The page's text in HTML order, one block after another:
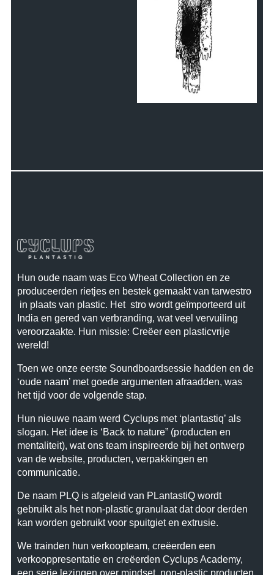
Hun oude naam was Eco Wheat Collection en ze
produceerden rietjes en bestek gemaakt van tarwestro
in plaats van plastic. Het stro wordtgeïmporteerd uit
India en gered van verbranding, wat veel vervuiling
veroorzaakte. Hun missie: Creëer een plasticvrije
wereld!
Toen we onze eerste Soundboardsessie hadden en de
‘oude naam’ met goede argumenten afraadden, was
het tijd voor de volgende stap.
Hun nieuwe naam werd Cyclups met ‘plantastiq’ als
slogan. Het idee is ‘Back to nature” (producten en
mentaliteit), wat ons team inspireerde bij het ontwerp
van de website, producten, verpakkingen en
communicatie.
De naam PLQ is afgeleid van PLantastiQ wordt
gebruikt als het non-plastic granulaat dat door derden
kan worden gebruikt voor spuitgiet en extrusie.
We trainden hun verkoopteam, creëerden een
verkooppresentatie en creëerden Cyclups Academy,
een serie lezingen over mindset, non-plastic producten